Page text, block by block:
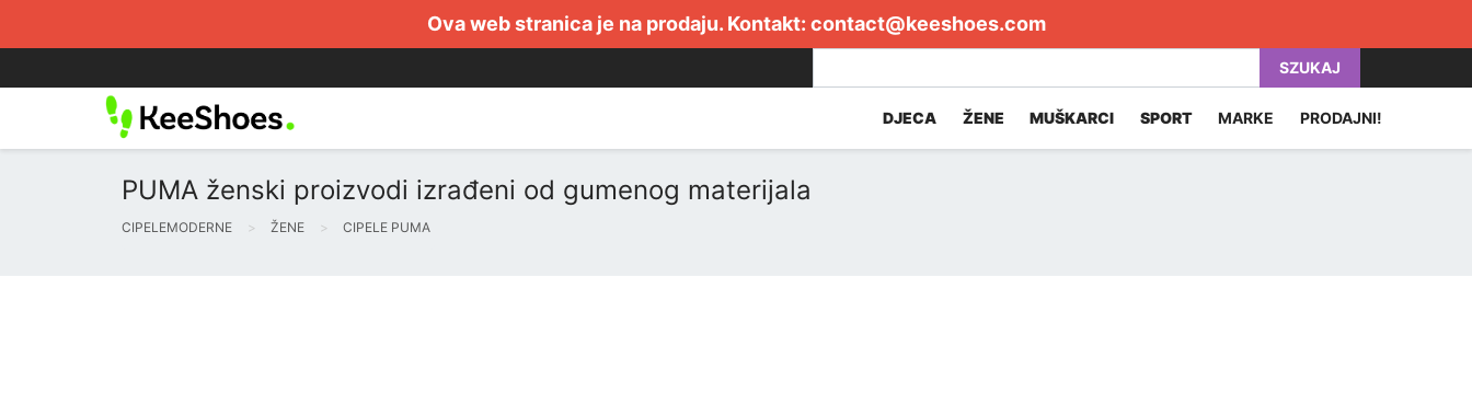
Ova web stranica je na prodaju. Kontakt: contact@keeshoes.com
SZUKAJ
DJECA ŽENE MUŠKARCI SPORT MARKE PRODAJNI!
PUMA ženski proizvodi izrađeni od gumenog materijala
CIPELEMODERNE ŽENE CIPELE PUMA